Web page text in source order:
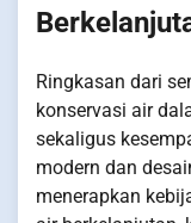
Ringkasan dari
konservasi air
sekaligus
modern dan
menerapkan